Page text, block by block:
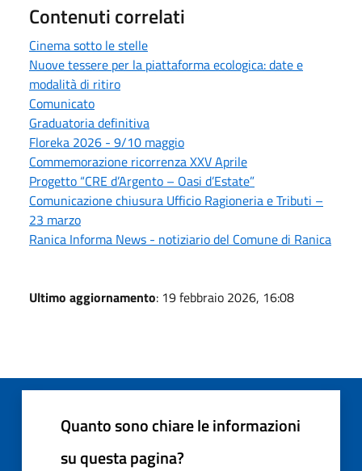
Contenuti correlati
Cinema sotto le stelle
Nuove tessere per la piattaforma ecologica: date e
modalità di ritiro
Comunicato
Graduatoria definitiva
Floreka 2026 - 9/10 maggio
Commemorazione ricorrenza XXV Aprile
Progetto “CRE d’Argento – Oasi d’Estate”
Comunicazione chiusura Ufficio Ragioneria e Tributi –
23 marzo
Ranica Informa News - notiziario del Comune di Ranica
Ultimo aggiornamento: 19 febbraio 2026, 16:08
Quanto sono chiare le informazioni
su questa pagina?